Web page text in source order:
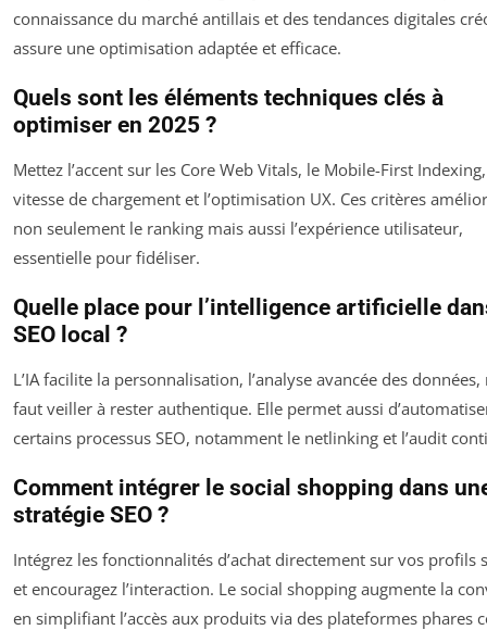
connaissance du marché antillais et des tendances digitales
assure une optimisation adaptée et efficace.
Quels sont les éléments techniques clés à
optimiser en 2025 ?
Mettez l’accent sur les Core Web Vitals, le Mobile-First
vitesse de chargement et l’optimisation UX. Ces critères
non seulement le ranking mais aussi l’expérience utilisateur,
essentielle pour fidéliser.
Quelle place pour l’intelligence artificielle
SEO local ?
L’IA facilite la personnalisation, l’analyse avancée des
faut veiller à rester authentique. Elle permet aussi
certains processus SEO, notamment le netlinking et l’audit
Comment intégrer le social shopping dans
stratégie SEO ?
Intégrez les fonctionnalités d’achat directement sur vos profils
et encouragez l’interaction. Le social shopping augmente la
en simplifiant l’accès aux produits via des plateformes phares